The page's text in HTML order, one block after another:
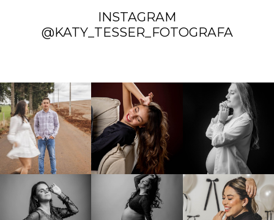
INSTAGRAM
@KATY_TESSER_FOTOGRAFA